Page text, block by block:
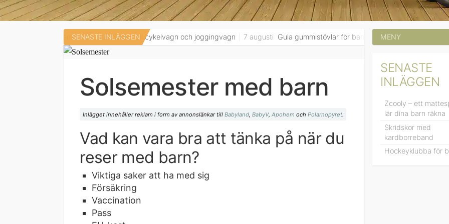
SENASTE INLÄGGEN
Skidor till cykelvagn och joggingvagn
3 januari Gula gummistövlar för barn – en klassiker som hör hösten till
7 augusti
SENASTE
INLÄGGEN
Zcooly – ett
lär dina barn räkna
Skridskor med
kardborreband
Hockeyklubba för
Solsemester med barn
Inlägget innehåller reklam i form av annonslänkar till Babyland, BabyV, Apohem och Polarnopyret.
Vad kan vara bra att tänka på när du
reser med barn?
Viktiga saker att ha med sig
Försäkring
Vaccination
Pass